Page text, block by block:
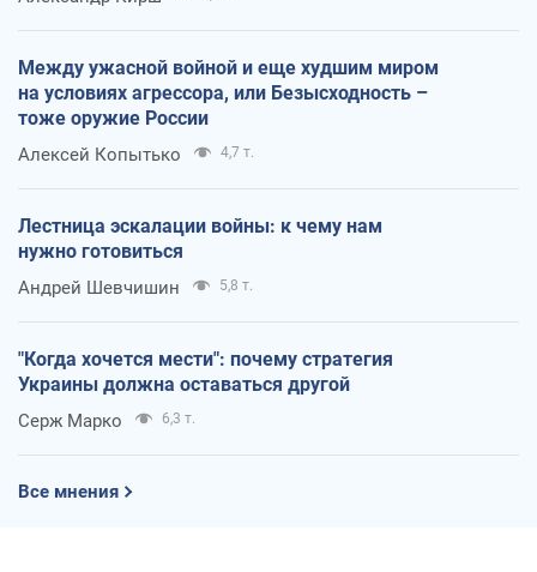
Между ужасной войной и еще худшим миром
на условиях агрессора, или Безысходность –
тоже оружие России
Алексей Копытько 4,7 т.
Лестница эскалации войны: к чему нам
нужно готовиться
Андрей Шевчишин 5,8 т.
"Когда хочется мести": почему стратегия
Украины должна оставаться другой
Серж Марко 6,3 т.
Все мнения